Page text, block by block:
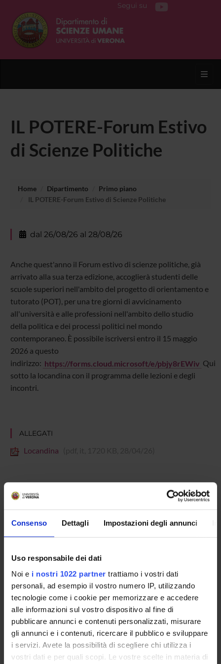
Consenso Dettagli Impostazioni degli annunci
Uso responsabile dei dati
Noi e i nostri 1022 partner trattiamo i vostri dati
personali, ad esempio il vostro numero IP, utilizzando
tecnologie come i cookie per memorizzare e accedere
alle informazioni sul vostro dispositivo al fine di
pubblicare annunci e contenuti personalizzati, misurare
gli annunci e i contenuti, ricercare il pubblico e sviluppare
i servizi. Avete la possibilità di scegliere chi utilizza i
vostri dati e per quali scopi. Le vostre scelte in materia di
Segui su
IL POTERE-Forum Estivo
di Scienze Politiche
Home Dipartimento
Primo piano
IL POTERE-Forum Estivo di Scienze Politiche
dal 26/08/26 al 28/08/26
Anche quest'anno il Forum estivo di scienze politiche, già
arrivato alla sua terza edizione, accoglierà studenti delle
scuole superiori nell'ambito del progetto di orientamento e
tutorato (POT), per una tre giorni di avvicinamento
all'università e alle professioni nell'ambito dello studio
della politica e dei processi politici nel mondo
contemporaneo. È possibile iscriversi entro il 15 maggio
2026 a questo
indirizzo: https://forms.cloud.microsoft/e/pbjy8rEWiv Qui
sotto la locandina con il programma delle lezioni e degli
incontri.
ALLEGATI
Locandina
Referente
Massimo Prearo
Dipartimento
Scienze Umane
ORGANIZZAZIONE
GOVERNANCE
COMMISSIONI
UFFICI E STRUTTURE DI SERVIZIO